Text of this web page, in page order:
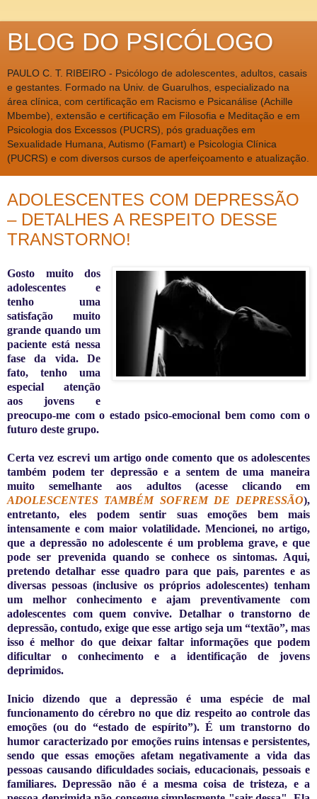
BLOG DO PSICÓLOGO
PAULO C. T. RIBEIRO - Psicólogo de adolescentes, adultos, casais
e gestantes. Formado na Univ. de Guarulhos, especializado na
área clínica, com certificação em Racismo e Psicanálise (Achille
Mbembe), extensão e certificação em Filosofia e Meditação e em
Psicologia dos Excessos (PUCRS), pós graduações em
Sexualidade Humana, Autismo (Famart) e Psicologia Clínica
(PUCRS) e com diversos cursos de aperfeiçoamento e atualização.
ADOLESCENTES COM DEPRESSÃO
– DETALHES A RESPEITO DESSE
TRANSTORNO!
Gosto muito dos
adolescentes e
tenho uma
satisfação muito
grande quando um
paciente está nessa
fase da vida. De
fato, tenho uma
especial atenção
aos jovens e
preocupo-me com o estado psico-emocional bem como com o
futuro deste grupo.
Certa vez escrevi um artigo onde comento que os adolescentes
também podem ter depressão e a sentem de uma maneira
muito semelhante aos adultos (acesse clicando em
ADOLESCENTES TAMBÉM SOFREM DE DEPRESSÃO),
entretanto, eles podem sentir suas emoções bem mais
intensamente e com maior volatilidade. Mencionei, no artigo,
que a depressão no adolescente é um problema grave, e que
pode ser prevenida quando se conhece os sintomas. Aqui,
pretendo detalhar esse quadro para que pais, parentes e as
diversas pessoas (inclusive os próprios adolescentes) tenham
um melhor conhecimento e ajam preventivamente com
adolescentes com quem convive. Detalhar o transtorno de
depressão, contudo, exige que esse artigo seja um “textão”, mas
isso é melhor do que deixar faltar informações que podem
dificultar o conhecimento e a identificação de jovens
deprimidos.
Iniciodizendo que a depressão é uma espécie de mal
funcionamento do cérebro no que diz respeito ao controle das
emoções (ou do “estado de espírito”). É um transtorno do
humor caracterizado por emoções ruins intensas e persistentes,
sendo que essas emoções afetam negativamente a vida das
pessoas causando dificuldades sociais, educacionais, pessoais e
familiares. Depressão não é a mesma coisa de tristeza, e a